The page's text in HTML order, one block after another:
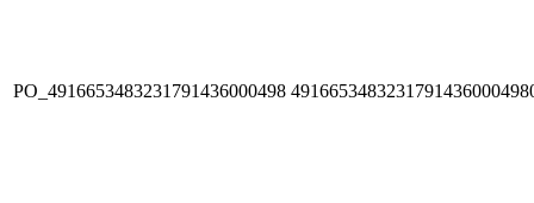
PO_4916653483231791436000498